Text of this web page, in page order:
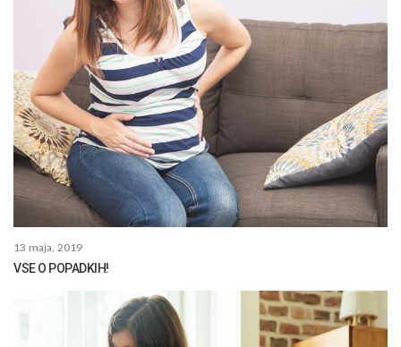
13 maja, 2019
VSE O POPADKIH!